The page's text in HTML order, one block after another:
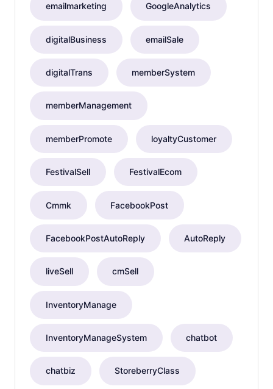
emailmarketing GoogleAnalytics
digitalBusiness emailSale
digitalTrans memberSystem
memberManagement
memberPromote loyaltyCustomer
FestivalSell FestivalEcom
Cmmk FacebookPost
FacebookPostAutoReply AutoReply
liveSell cmSell
InventoryManage
InventoryManageSystem chatbot
chatbiz StoreberryClass